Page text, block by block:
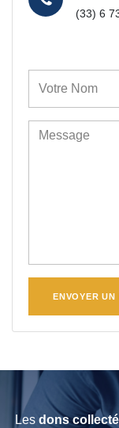
(33) 6
Les dons